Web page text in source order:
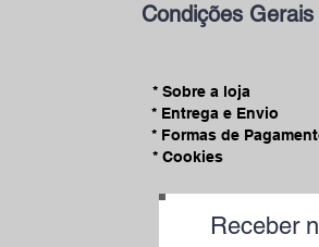
Condições Gerais
* Sobre a loja
* Formas de
* Entrega e Envio
* Cookies
Receber